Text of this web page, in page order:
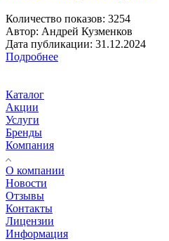
Количество показов: 3254
Автор: Андрей Кузменков
Дата публикации: 31.12.2024
Подробнее
Каталог
Акции
Услуги
Бренды
Компания
О компании
Новости
Отзывы
Контакты
Лицензии
Информация